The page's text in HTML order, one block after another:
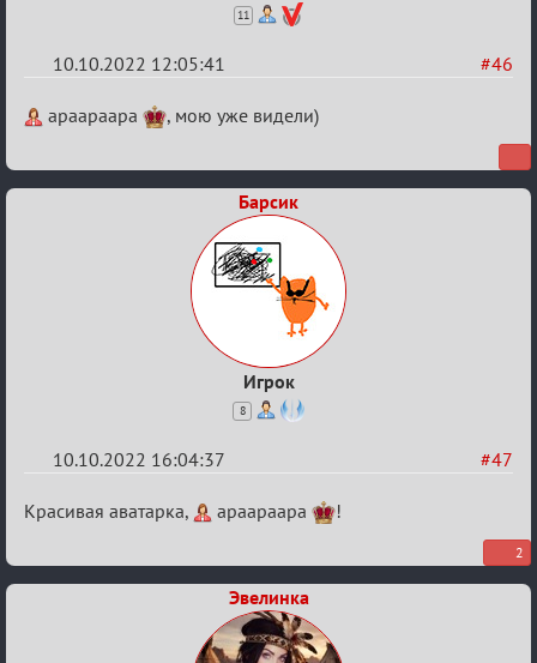
11
#46
10.10.2022 12:05:41
Re:
Охоты
apaapaapa , мою уже видели)
Барсик
Игрок
8
#47
10.10.2022 16:04:37
Re:
Охоты
Красивая аватарка, apaapaapa !
2
Эвелинка